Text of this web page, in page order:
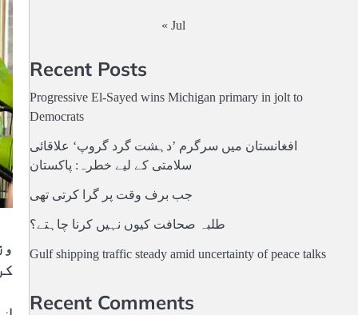
« Jul
Recent Posts
Progressive El-Sayed wins Michigan primary in jolt to
Democrats
افغانستان میں سرگرم ’دہشت گرد گروپ‘ علاقائی
سلامتی کے لیے خطرہ: پاکستان
جب برف وقت پر گرا کرتی تھی
طلبہ صحافت کیوں نہیں کرنا چاہتے؟
Gulf shipping traffic steady amid uncertainty of peace talks
Recent Comments